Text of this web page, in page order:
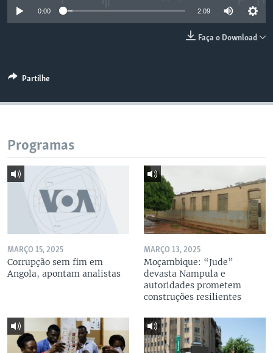
0:00 2:09
Faça o Download
Partilhe
Programas
MARÇO 15, 2025
Corrupção sem fim em
Angola, apontam analistas
MARÇO 13, 2025
Moçambique: “Jude”
devasta Nampula e
autoridades prometem
construções resilientes